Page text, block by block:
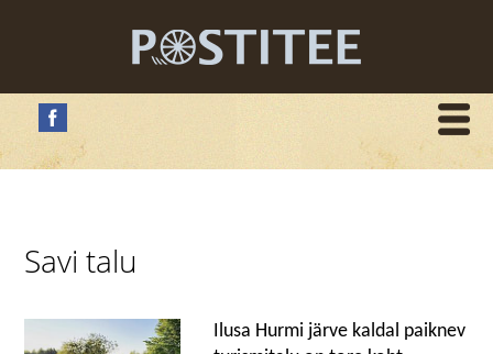
Savi talu
Ilusa Hurmi järve kaldal paiknev